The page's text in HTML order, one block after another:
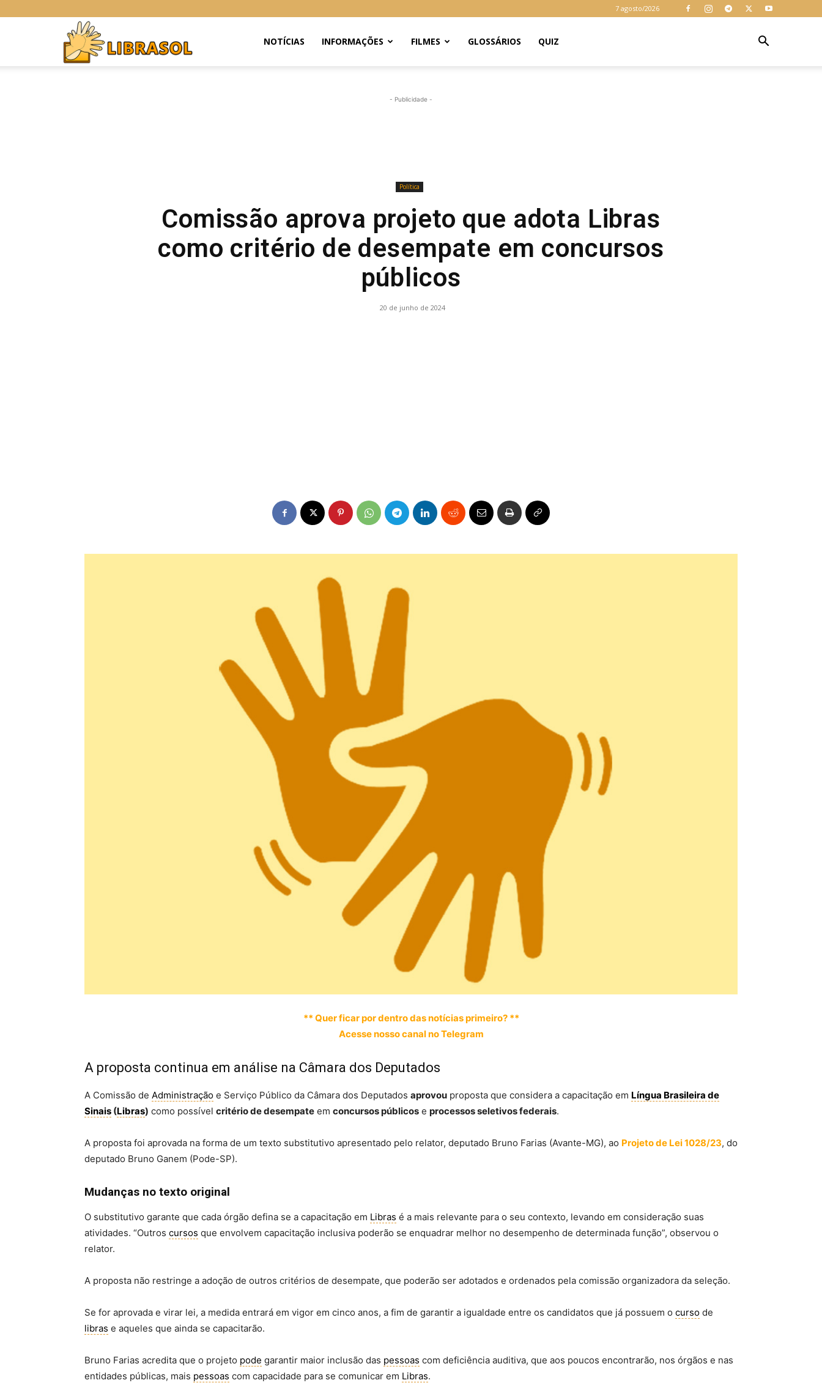
7 agosto/2026
NOTÍCIAS INFORMAÇÕES FILMES GLOSSÁRIOS QUIZ
- Publicidade -
Política
Comissão aprova projeto que adota Libras
como critério de desempate em concursos
públicos
20 de junho de 2024
** Quer ficar por dentro das notícias primeiro? **
Acesse nosso canal no Telegram
A proposta continua em análise na Câmara dos Deputados
A Comissão de Administração e Serviço Público da Câmara dos Deputados aprovou proposta que considera a capacitação em Língua Brasileira de
Sinais (Libras) como possível critério de desempate em concursos públicos e processos seletivos federais.
A proposta foi aprovada na forma de um texto substitutivo apresentado pelo relator, deputado Bruno Farias (Avante-MG), ao Projeto de Lei 1028/23, do
deputado Bruno Ganem (Pode-SP).
Mudanças no texto original
O substitutivo garante que cada órgão defina se a capacitação em Libras é a mais relevante para o seu contexto, levando em consideração suas
atividades. “Outros cursos que envolvem capacitação inclusiva poderão se enquadrar melhor no desempenho de determinada função”, observou o
relator.
A proposta não restringe a adoção de outros critérios de desempate, que poderão ser adotados e ordenados pela comissão organizadora da seleção.
Se for aprovada e virar lei, a medida entrará em vigor em cinco anos, a fim de garantir a igualdade entre os candidatos que já possuem o curso de
libras e aqueles que ainda se capacitarão.
Bruno Farias acredita que o projeto pode garantir maior inclusão das pessoas com deficiência auditiva, que aos poucos encontrarão, nos órgãos e nas
entidades públicas, mais pessoas com capacidade para se comunicar em Libras.